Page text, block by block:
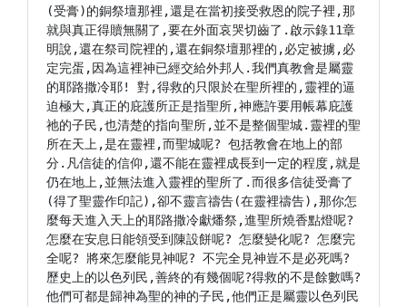
(受膏)的銅祭壇那裡,還是在當初接受救恩的院子裡,那
就與真正得贖無關了,要在外面哀哭切齒了.啟示錄11章
明說,還在祭司院裡的,還在銅祭壇那裡的,必定被擄,必
定完蛋,因為這裡神已經交給外邦人.我們真教會是屬靈
的耶路撒冷耶! 對,得救的只限於在聖所裡的,靈裡的逼
迫極大,真正的庇護所正是指聖所,神應許要用帳幕庇護
祂的子民,也清楚的指向聖所,並不是整個聖城.靈裡的聖
所在天上,是在靈裡,而聖城呢? 包括教會在地上的部
分.凡信徒的信仰,還不能在靈裡成長到一定的程度,就是
仍在地上,並無法進入靈裡的聖所了.而很多信徒受膏了
(得了聖靈作印記),卻不靈言禱告(在靈裡禱告),那你怎
麼每天進入天上的耶路撒冷獻燔祭,進聖所燒香點燈呢?
怎麼在安息日能領受到陳設餅呢? 怎麼變化呢? 怎麼完
全呢? 將來怎麼能見神呢? 不完全見神豈不是必死嗎?
歷史上的以色列民,善終的有幾個呢?得救的不是餘數嗎?
他們可都是歸神為聖的神的子民,他們正是屬靈以色列民